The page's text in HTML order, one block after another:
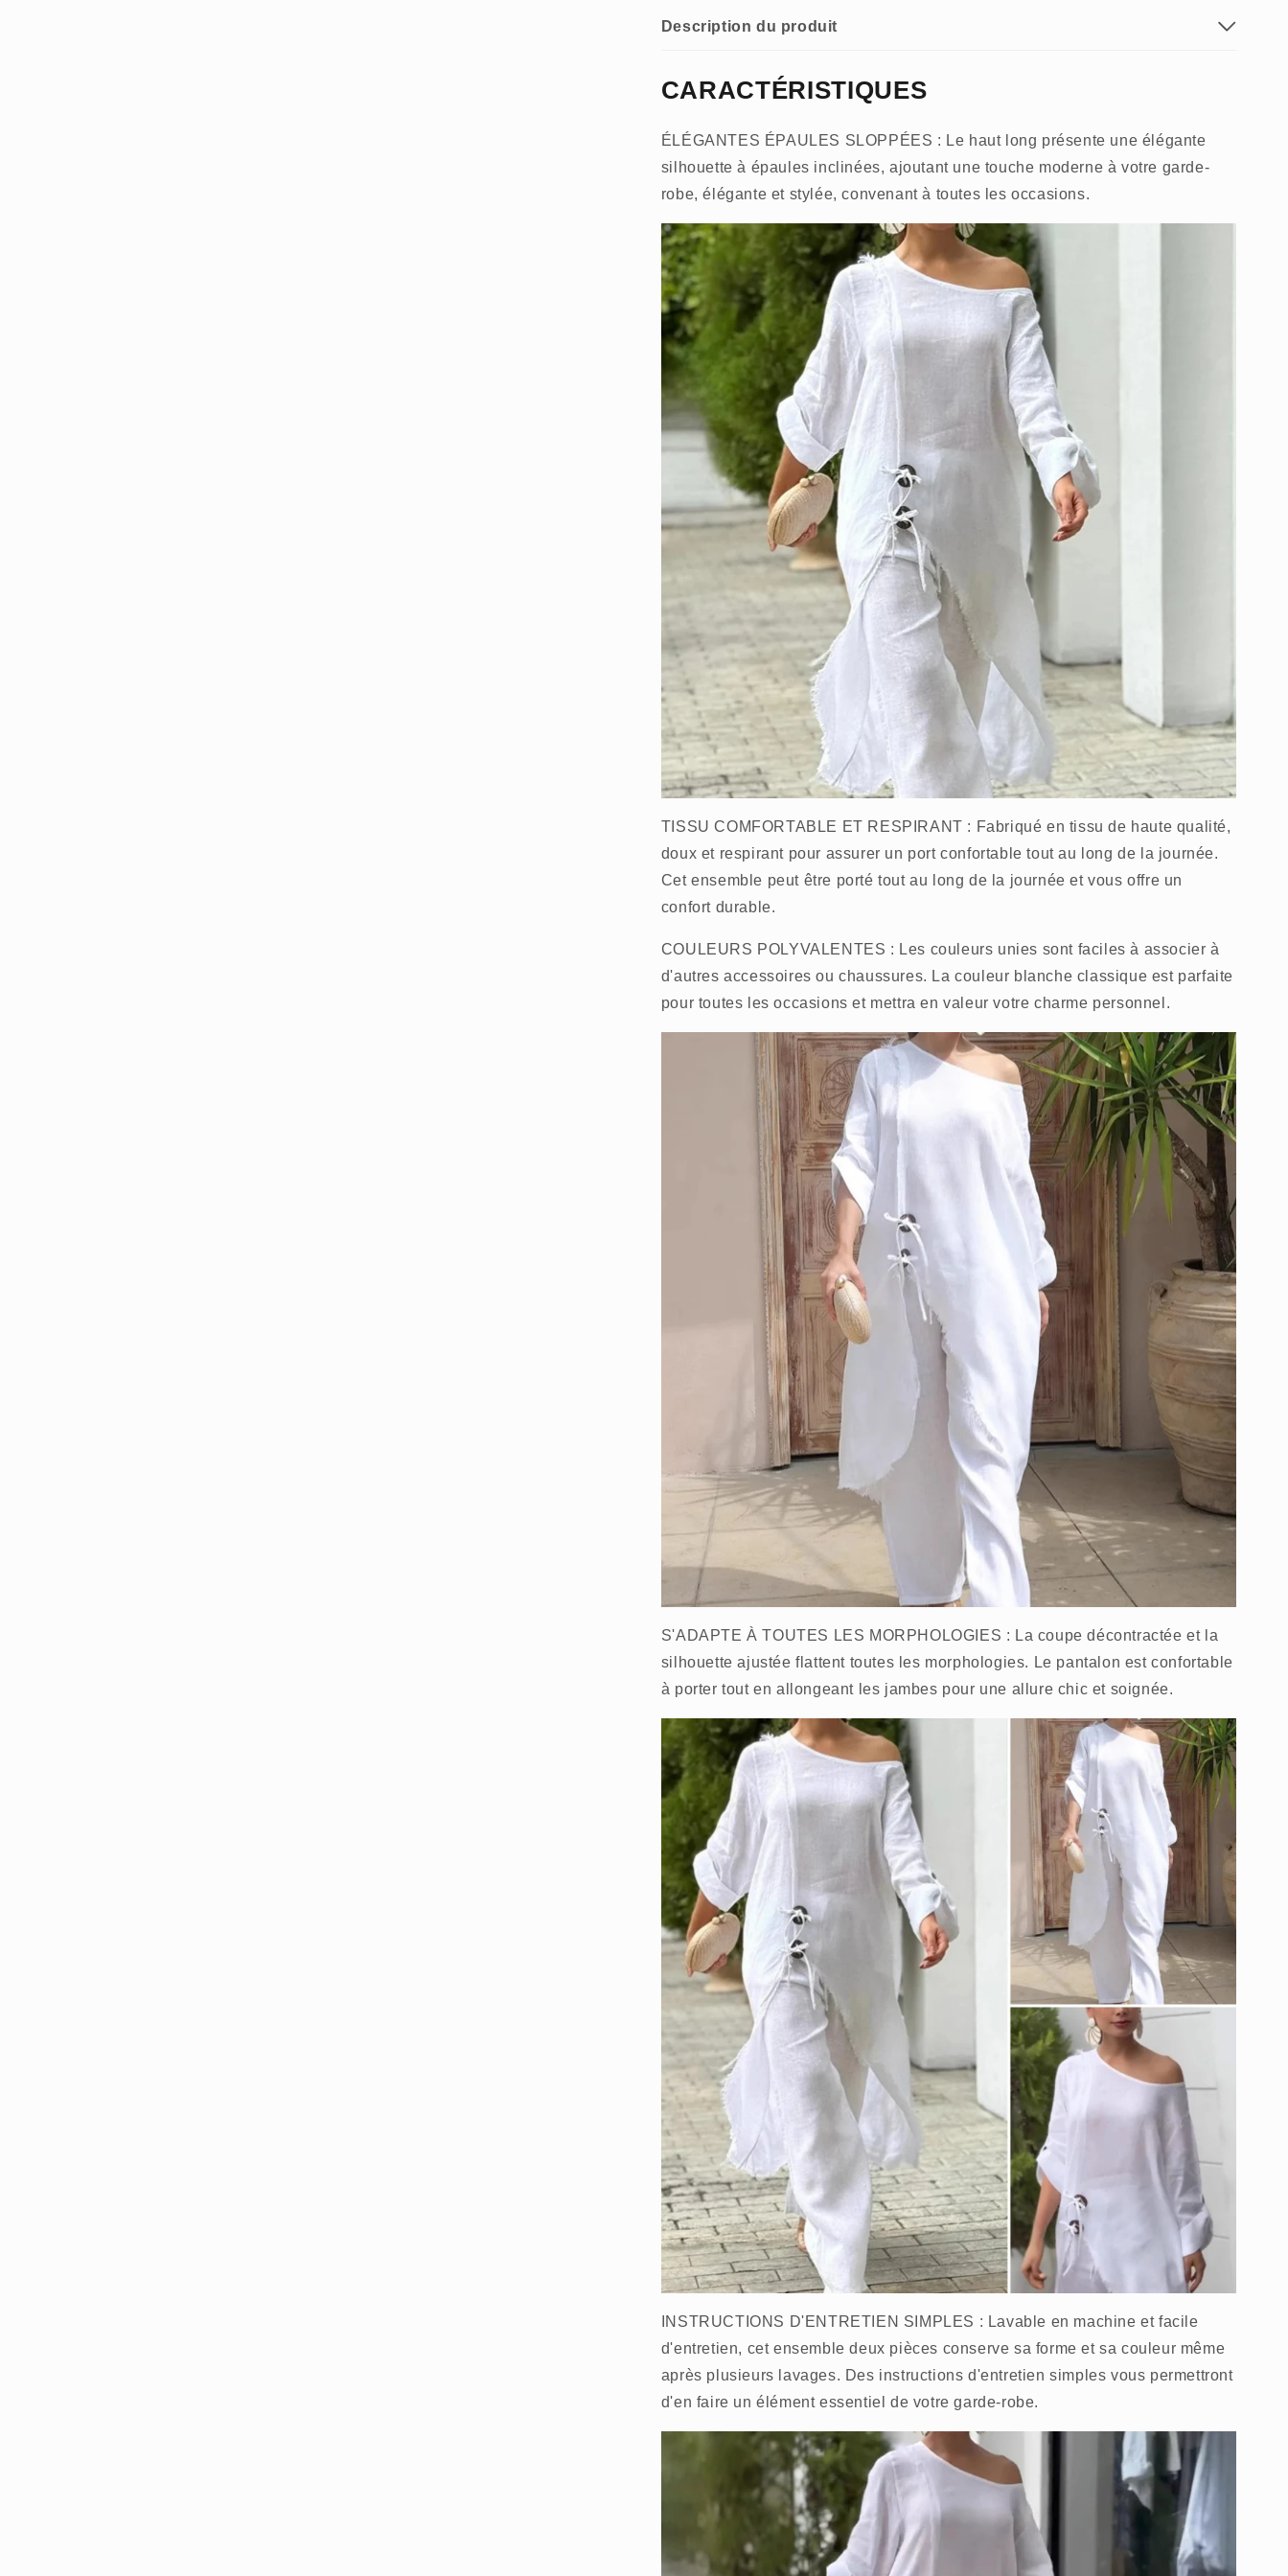
pour
pour
Description du produit
CARACTÉRISTIQUES
ÉLÉGANTES ÉPAULES SLOPPÉES : Le haut long présente une élégante
silhouette à épaules inclinées, ajoutant une touche moderne à votre garde-
robe, élégante et stylée, convenant à toutes les occasions.
TISSU COMFORTABLE ET RESPIRANT : Fabriqué en tissu de haute qualité,
doux et respirant pour assurer un port confortable tout au long de la journée.
Cet ensemble peut être porté tout au long de la journée et vous offre un
confort durable.
COULEURS POLYVALENTES : Les couleurs unies sont faciles à associer à
d'autres accessoires ou chaussures. La couleur blanche classique est parfaite
pour toutes les occasions et mettra en valeur votre charme personnel.
S'ADAPTE À TOUTES LES MORPHOLOGIES : La coupe décontractée et la
silhouette ajustée flattent toutes les morphologies. Le pantalon est confortable
à porter tout en allongeant les jambes pour une allure chic et soignée.
INSTRUCTIONS D'ENTRETIEN SIMPLES : Lavable en machine et facile
d'entretien, cet ensemble deux pièces conserve sa forme et sa couleur même
après plusieurs lavages. Des instructions d'entretien simples vous permettront
d'en faire un élément essentiel de votre garde-robe.